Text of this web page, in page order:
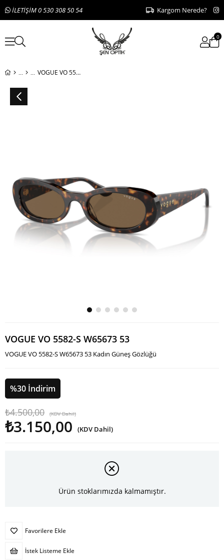
İLETİŞİM 0 530 308 50 54 Kargom Nerede?
0
VOGUE VO 5582-S W65673 53
VOGUE VO 5582-S W65673 53
VOGUE VO 5582-S W65673 53 Kadın Güneş Gözlüğü
%30 İndirim
₺4.500,00 (KDV Dahil)
₺3.150,00 (KDV Dahil)
Ürün stoklarımızda kalmamıştır.
Favorilere Ekle
İstek Listeme Ekle